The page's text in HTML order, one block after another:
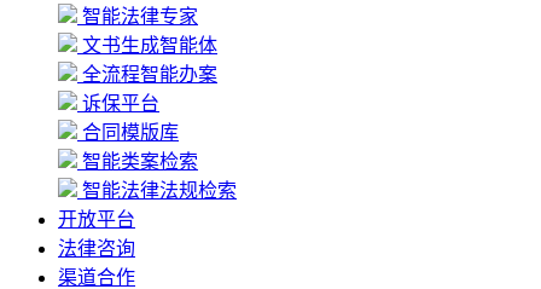
智能法律专家
文书生成智能体
全流程智能办案
诉保平台
合同模版库
智能类案检索
智能法律法规检索
开放平台
法律咨询
渠道合作